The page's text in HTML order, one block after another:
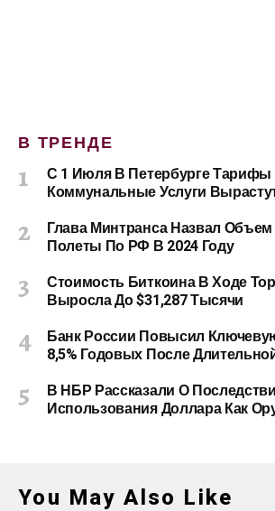
В ТРЕНДЕ
С 1 Июля В Петербурге
Коммунальные Услуги
Глава Минтранса Назвал
Полеты По РФ В 2024 Году
Стоимость Биткоина В Ходе
Выросла До $31,287 Тысячи
Банк России Повысил
8,5% Годовых После
В НБР Рассказали О
Использования Доллара Как
You May Also Like